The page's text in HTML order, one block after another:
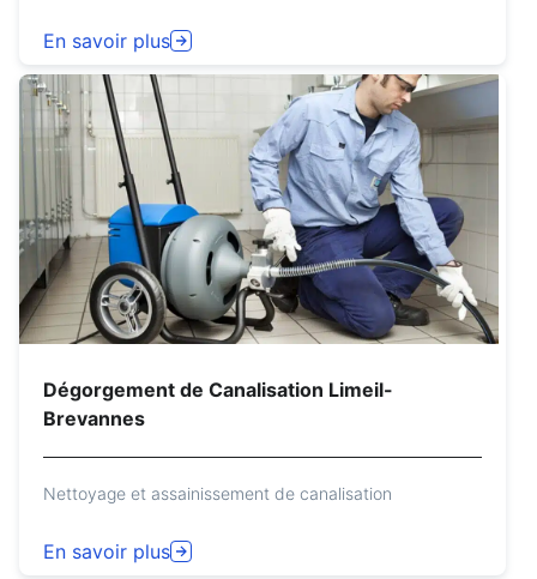
En savoir plus
Dégorgement de Canalisation Limeil-
Brevannes
Nettoyage et assainissement de canalisation
En savoir plus